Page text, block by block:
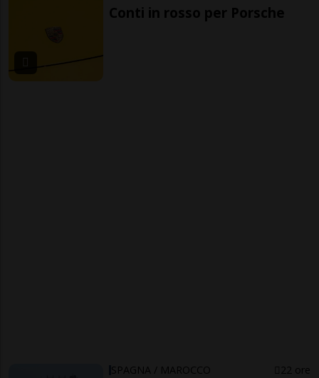
Conti in rosso per Porsche
SPAGNA / MAROCCO 22 ore